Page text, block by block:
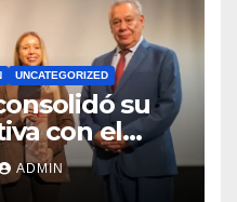
UNCATEGORIZED
su
con el
Brotes 2026
ADMIN